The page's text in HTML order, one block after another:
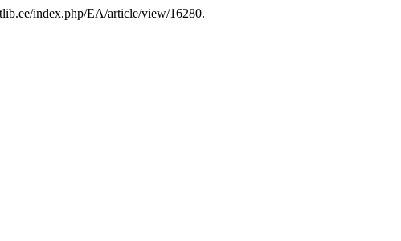
index.php/EA/article/view/16280.